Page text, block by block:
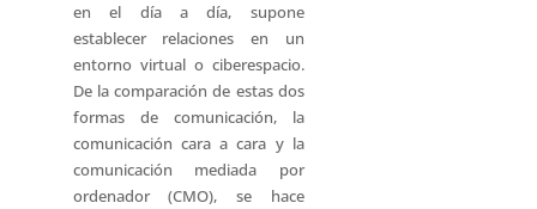
en el día a día, supone
establecer relaciones en un
entorno virtual o ciberespacio.
De la comparación de estas dos
formas de comunicación, la
comunicación cara a cara y la
comunicación mediada por
ordenador (CMO), se hace